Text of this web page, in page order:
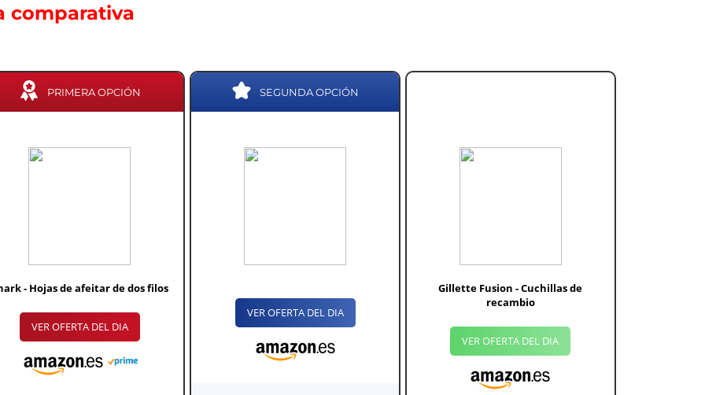
comparativa
PRIMERA OPCIÓN
- Hojas de afeitar de dos filos
VER OFERTA DEL DIA
SEGUNDA OPCIÓN
VER OFERTA DEL DIA
Gillette Fusion - Cuchillas de
recambio
VER OFERTA DEL DIA